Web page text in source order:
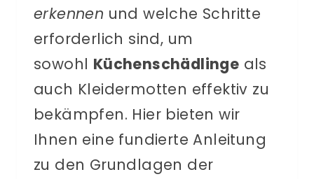
erkennen und welche Schritte
erforderlich sind, um
sowohl Küchenschädlinge als
auch Kleidermotten effektiv zu
bekämpfen. Hier bieten wir
Ihnen eine fundierte Anleitung
zu den Grundlagen der